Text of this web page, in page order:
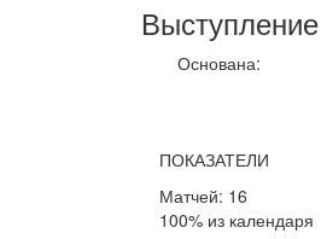
Выступление
Основана:
ПОКАЗАТЕЛИ
Матчей: 16
100% из календаря